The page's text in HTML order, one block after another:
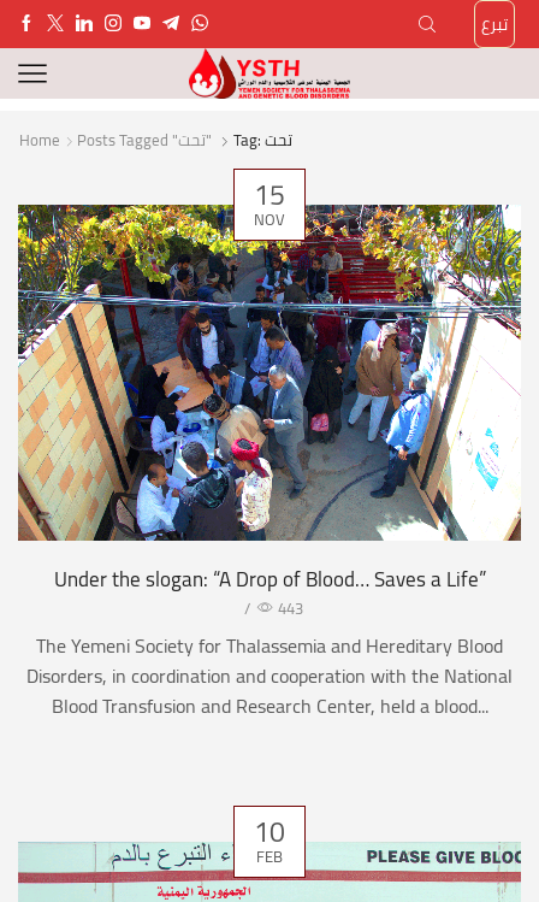
تبرع
Home Posts Tagged "تحت" Tag: تحت
15
NOV
Under the slogan: “A Drop of Blood… Saves a Life”
/ 443
The Yemeni Society for Thalassemia and Hereditary Blood
Disorders, in coordination and cooperation with the National
Blood Transfusion and Research Center, held a blood...
10
FEB